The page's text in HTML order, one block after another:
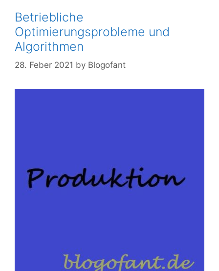
Betriebliche
Optimierungsprobleme und
Algorithmen
28. Feber 2021 by Blogofant